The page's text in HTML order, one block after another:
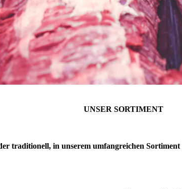
UNSER SORTIMENT
traditionell, in unserem umfangreichen